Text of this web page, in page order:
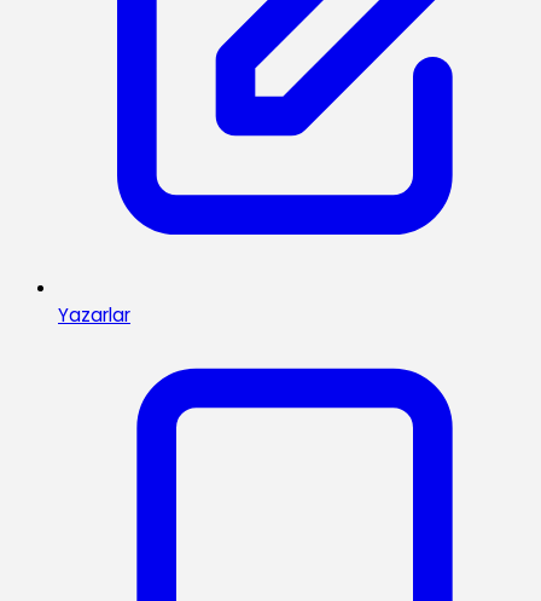
Yazarlar